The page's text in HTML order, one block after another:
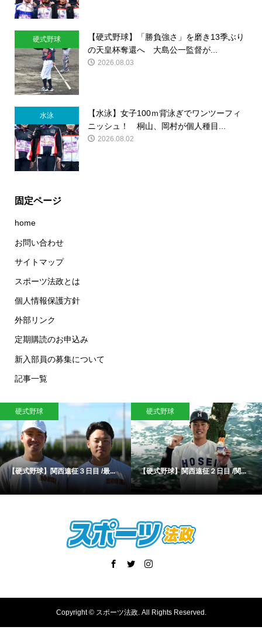
硬式野球
【硬式野球】「勝負強さ」を磨き13季ぶり
の天皇杯奪還へ 大島公一監督が...
2026.08.03
水泳
【水泳】女子100ｍ背泳ぎでワンツーフィ
ニッシュ！ 桐山、岡村が個人種目...
2026.08.02
固定ページ
home
お問い合わせ
サイトマップ
スポーツ法政とは
個人情報保護方針
外部リンク
定期購読のお申込み
新入部員の募集について
記事一覧
硬式野球
【硬式野球】関西遠征３日目 /最...
硬式野球
【硬式野球】関西遠征２日目 /関...
Copyright ©スポーツ法政. All Rights Reserved.